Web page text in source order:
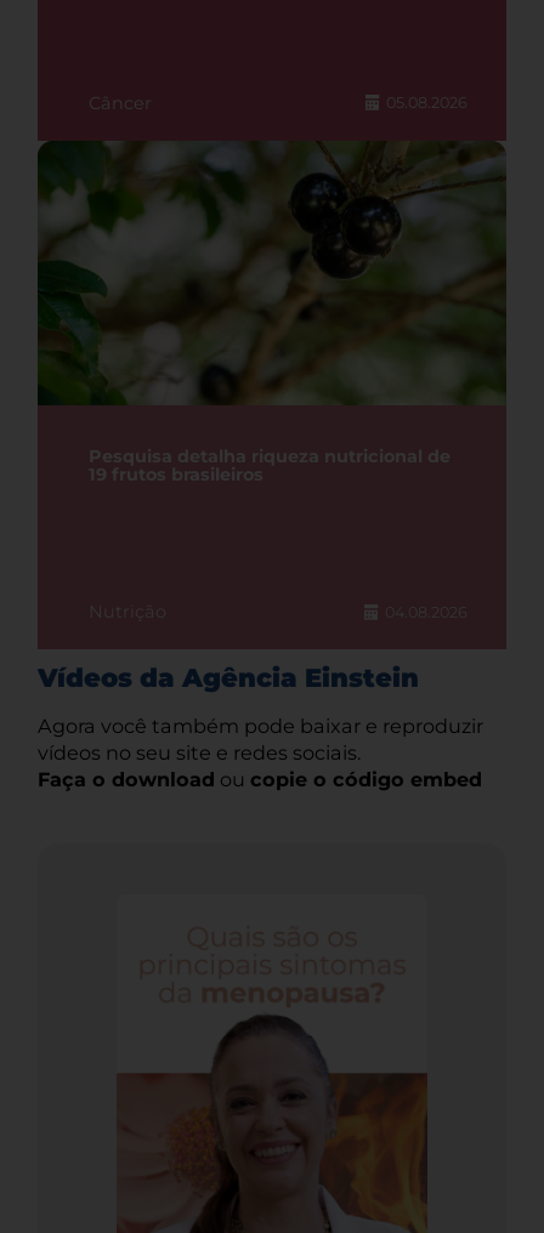
Câncer 05.08.2026
Pesquisa detalha riqueza nutricional de
19 frutos brasileiros
Nutrição 04.08.2026
Vídeos da Agência Einstein
Agora você também pode baixar e reproduzir
vídeos no seu site e redes sociais.
Faça o download ou copie o código embed